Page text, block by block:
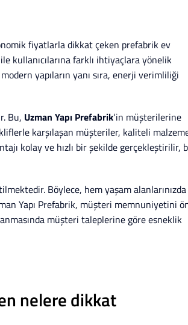
fiyatlarla dikkat çeken prefabrik ev
kullanıcılarına farklı ihtiyaçlara yönelik
yapıların yanı sıra, enerji verimliliği
Bu, Uzman Yapı Prefabrik‘in müşterilerine
karşılaşan müşteriler, kaliteli
kolay ve hızlı bir şekilde gerçekleştirilir,
Böylece, hem yaşam alanlarınızda
Yapı Prefabrik, müşteri memnuniyetini
müşteri taleplerine göre esneklik
nelere dikkat